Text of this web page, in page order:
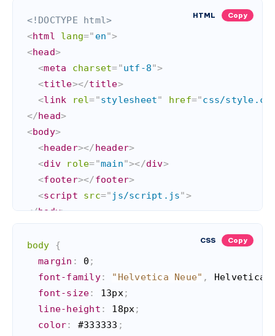
<!DOCTYPE html>
<html lang=" en">
<head>
<meta charset="utf-8">
<title></title>
<link rel="stylesheet" href="css/
</head>
<body>
<header></ header>
<div role="main"></div>
<footer></footer>
<script src=" js/script.js">
</body>
HTML Copy
body
{
margin : 0 ;
font-family: "Helvetica Neue" , Helvetica
font-size: 13px;
line-height : 18px;
color: #333333 ;
CSS Copy